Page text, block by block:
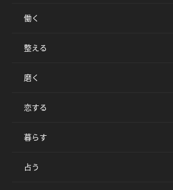
働く
整える
磨く
恋する
暮らす
占う